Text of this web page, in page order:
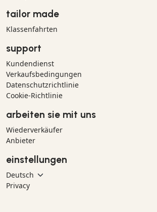
tailor made
Klassenfahrten
support
Kundendienst
Verkaufsbedingungen
Datenschutzrichtlinie
Cookie-Richtlinie
arbeiten sie mit uns
Wiederverkäufer
Anbieter
einstellungen
Privacy